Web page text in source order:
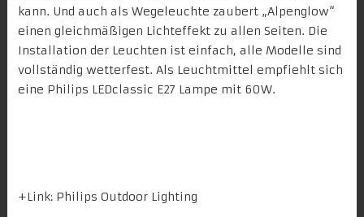
kann. Und auch als Wegeleuchte zaubert „Alpenglow“
einen gleichmäßigen Lichteffekt zu allen Seiten. Die
Installation der Leuchten ist einfach, alle Modelle sind
vollständig wetterfest. Als Leuchtmittel empfiehlt sich
eine Philips LEDclassic E27 Lampe mit 60W.
+Link: Philips Outdoor Lighting